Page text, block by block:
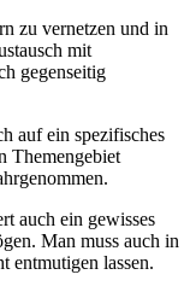
zu vernetzen und in
mit
gegenseitig‌
auf ein spezifisches
⁢Themengebiet
auch ein gewisses
Man ​muss auch in
entmutigen​ lassen.